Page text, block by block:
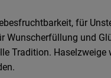
für
Wunscherfüllung und
Tradition. Haselzweige